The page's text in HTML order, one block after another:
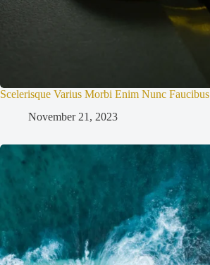
Scelerisque Varius Morbi Enim Nunc Faucibus
November 21, 2023